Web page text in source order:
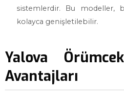
sistemlerdir. Bu modeller,
kolayca genişletilebilir.
Yalova
Avantajları